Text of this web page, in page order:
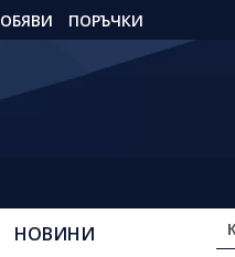
ОБЯВИ ПОРЪЧКИ
НОВИНИ